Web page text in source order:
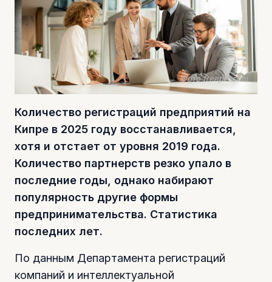
Фото freepik.com
Количество регистраций предприятий на
Кипре в 2025 году восстанавливается,
хотя и отстает от уровня 2019 года.
Количество партнерств резко упало в
последние годы, однако набирают
популярность другие формы
предпринимательства. Статистика
последних лет.
По данным Департамента регистраций
компаний и интеллектуальной